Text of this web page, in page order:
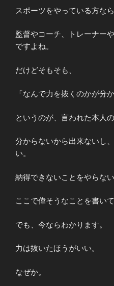
スポーツをやっている方な
監督やコーチ、トレーナー
ですよね。
だけどそもそも、
「なんで力を抜くのかが分
というのが、言われた本人
分からないから出来ないし
い。
納得できないことをやらな
ここで偉そうなことを書い
でも、今ならわかります。
力は抜いたほうがいい。
なぜか。